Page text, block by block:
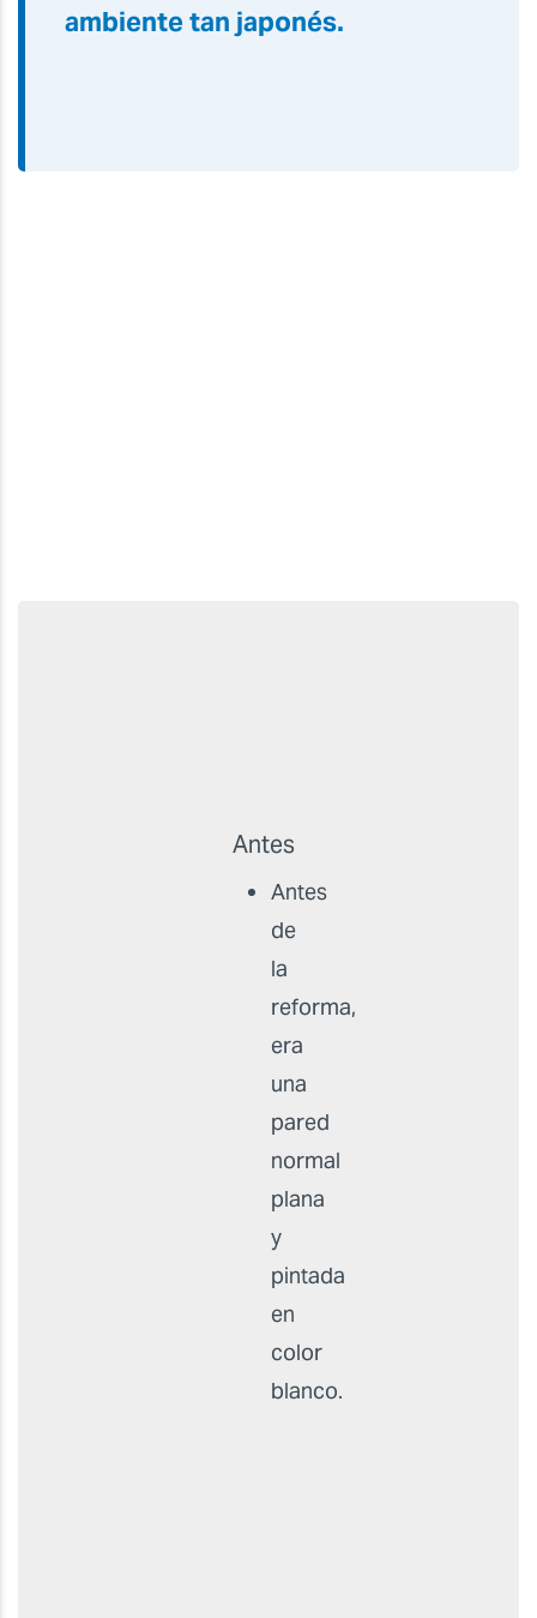
ambiente tan japonés.
Antes
Antes
de
la
reforma,
era
una
pared
normal
plana
y
pintada
en
color
blanco.